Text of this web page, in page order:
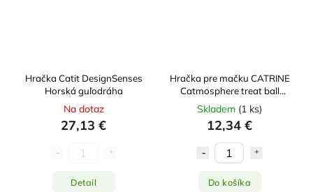
Hračka Catit DesignSenses
Horská guľodráha
Na dotaz
27,13 €
Detail
Hračka pre mačku CATRINE
Catmosphere treat ball
červená
Skladem (1 ks)
12,34 €
Do košíka